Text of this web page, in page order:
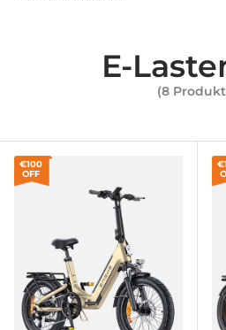
Community
E-
(8
€100
OFF